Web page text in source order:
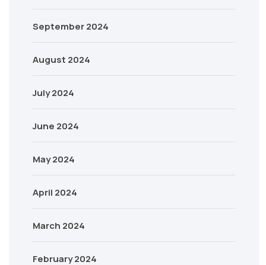
September 2024
August 2024
July 2024
June 2024
May 2024
April 2024
March 2024
February 2024